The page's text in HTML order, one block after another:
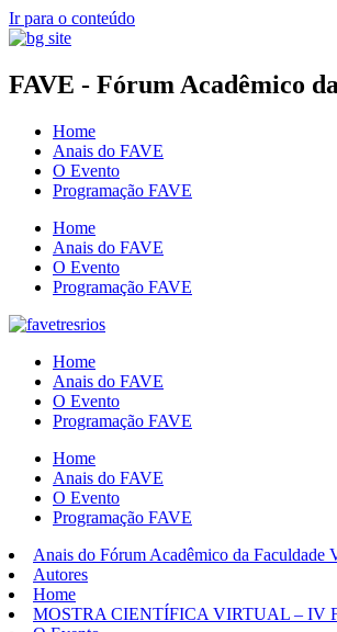
Ir para o conteúdo
FAVE - Fórum Acadêmico
Home
Anais do FAVE
O Evento
Programação FAVE
Home
Anais do FAVE
O Evento
Programação FAVE
Home
Anais do FAVE
O Evento
Programação FAVE
Home
Anais do FAVE
O Evento
Programação FAVE
Anais do Fórum Acadêmico da Faculdade
Autores
Home
MOSTRA CIENTÍFICA VIRTUAL – IV